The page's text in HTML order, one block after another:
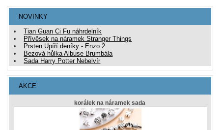
NOVINKY
Tian Guan Ci Fu náhrdelník
Přívěsek na náramek Stranger Things
Prsten Upíří deníky - Enzo 2
Bezová hůlka Albuse Brumbála
Sada Harry Potter Nebelvír
AKCE
korálek na náramek sada